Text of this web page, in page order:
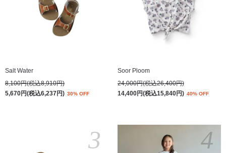
Salt Water
8,100円(税込8,910円)
5,670円(税込6,237円) 30% OFF
Soor Ploom
24,000円(税込26,400円)
14,400円(税込15,840円) 40% OFF
3 4